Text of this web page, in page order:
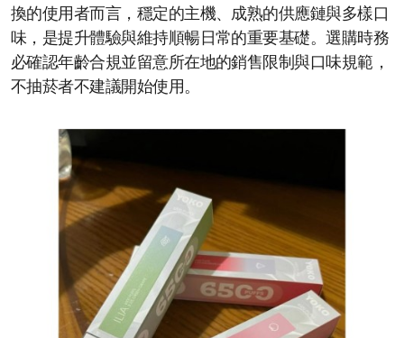
換的使用者而言，穩定的主機、成熟的供應鏈與多樣口
味，是提升體驗與維持順暢日常的重要基礎。選購時務
必確認年齡合規並留意所在地的銷售限制與口味規範，
不抽菸者不建議開始使用。